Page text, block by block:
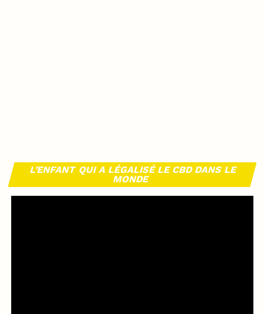
L’ENFANT QUI A LÉGALISÉ LE CBD DANS LE
MONDE